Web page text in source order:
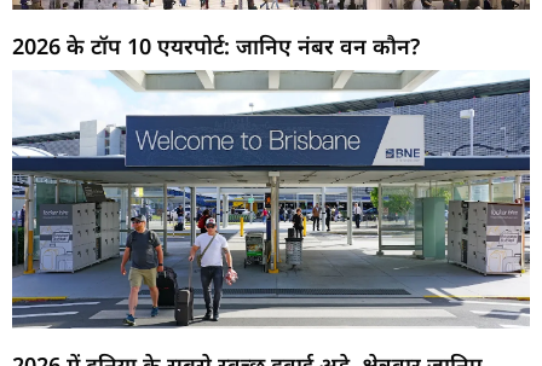
2026 के टॉप 10 एयरपोर्ट: जानिए नंबर वन कौन?